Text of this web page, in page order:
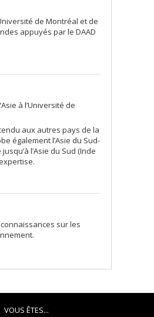
de Montréal et de
appuyés par le DAAD
à l’Université de
aux autres pays de la
également l’Asie du Sud-
l’Asie du Sud (Inde
sur les
VOUS ÊTES...